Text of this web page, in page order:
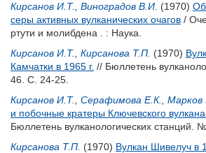
Кирсанов И.Т. Виноградов В.И. (1970) Об
серы активных вулканических очагов /
ртути и молибдена . : Наука.
Кирсанов И.Т.
Кирсанова Т.П. (1970)
Камчатки в 1965 г. // Бюллетень
46. С. 24-25.
Кирсанов И.Т.
Серафимова Е.К. Марков
и побочные кратеры Ключевского вулкана
Бюллетень вулканологических станций.
Кирсанова Т.П. (1970) Вулкан Шивелуч в